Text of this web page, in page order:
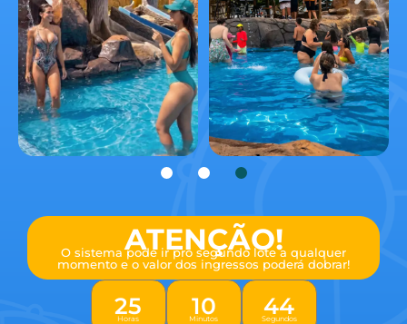
ATENÇÃO!
O sistema pode ir pro segundo lote a qualquer
momento e o valor dos ingressos poderá dobrar!
25
Horas 10
Minutos 43
Segundos